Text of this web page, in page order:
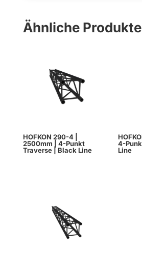
Ähnliche Produkte
HOFKON 290-4 |
2500mm | 4-Punkt
Traverse | Black Line
4-
Line